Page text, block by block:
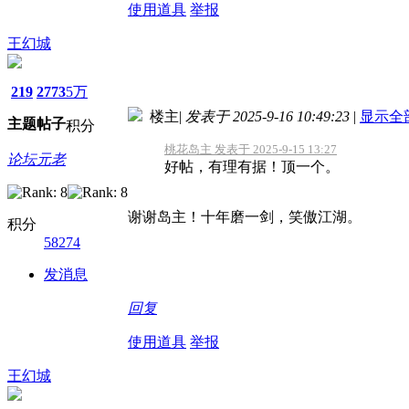
使用道具 举报
王幻城
219
主题
2773
帖子
5万
积分
论坛元老
积分
58274
发消息
楼主| 发表于 2025-9-16 10:49:23 | 显示全
桃花岛主 发表于 2025-9-15 13:27
好帖，有理有据！顶一个。
谢谢岛主！十年磨一剑，笑傲江湖。
回复
使用道具 举报
王幻城